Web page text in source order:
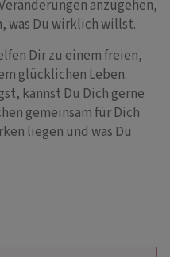
anzugehen,
was Du wirklich willst.
Dir zu einem freien,
glücklichen Leben.
kannst Du Dich gerne
gemeinsam für Dich
liegen und was Du